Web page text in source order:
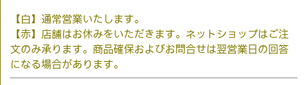
【白】通常営業いたします。
【赤】店舗はお休みをいただきます。ネットショップはご注
文のみ承ります。商品確保およびお問合せは翌営業日の回答
になる場合があります。